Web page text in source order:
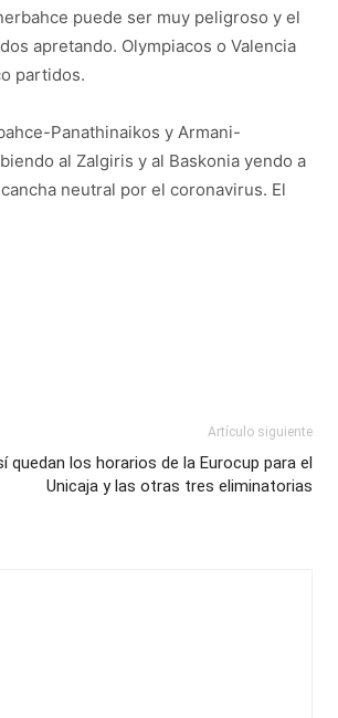
puede ser muy peligroso y el
apretando. Olympiacos o Valencia
partidos.
Panathinaikos y Armani-
al Zalgiris y al Baskonia yendo a
neutral por el coronavirus. El
Artículo siguiente
quedan los horarios de la Eurocup para el
Unicaja y las otras tres eliminatorias